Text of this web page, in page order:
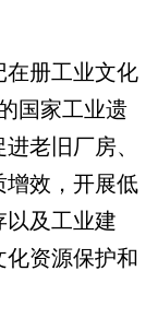
册工业文化
国家工业遗
老旧厂房、
增效，开展低
以及工业建
资源保护和